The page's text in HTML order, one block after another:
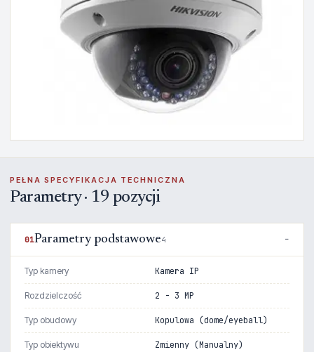
PEŁNA SPECYFIKACJA TECHNICZNA
Parametry · 19 pozycji
01Parametry podstawowe4
Typ kamery Kamera IP
Rozdzielczość 2 - 3 MP
Typ obudowy Kopulowa (dome/eyeball)
Typ obiektywu Zmienny (Manualny)